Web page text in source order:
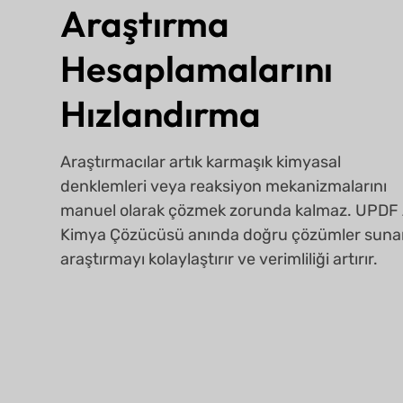
Araştırma
Hesaplamalarını
Hızlandırma
Araştırmacılar artık karmaşık kimyasal
denklemleri veya reaksiyon mekanizmalarını
manuel olarak çözmek zorunda kalmaz. UPDF
Kimya Çözücüsü anında doğru çözümler
araştırmayı kolaylaştırır ve verimliliği artırır.